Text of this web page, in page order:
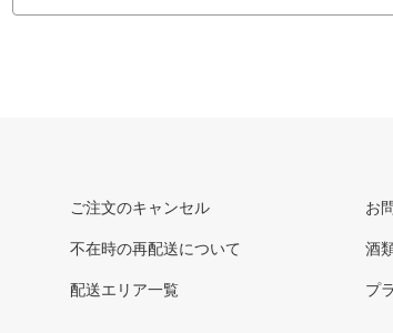
ご注文のキャンセル
不在時の再配送について
配送エリア一覧
お
酒
プ